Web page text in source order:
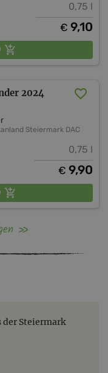
0,75 l
€ 9,10
2024
Steiermark DAC
0,75 l
€ 9,90
der Steiermark